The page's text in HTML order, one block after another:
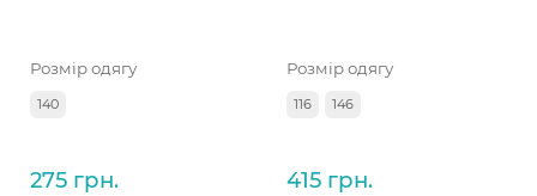
Розмір одягу
140
275 грн.
Розмір одягу
116 146
415 грн.